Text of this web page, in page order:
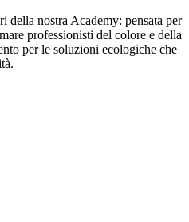
della nostra Academy: pensata per
professionisti del colore e della
per le soluzioni ecologiche che